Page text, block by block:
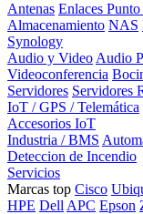
Antenas Enlaces
Almacenamiento NAS
Synology
Audio y Video Audio
Videoconferencia
Servidores Servidores
IoT / GPS / Telemática
Accesorios IoT
Industria / BMS
Deteccion de Incendio
Servicios
Marcas top Cisco
HPE Dell APC Epson